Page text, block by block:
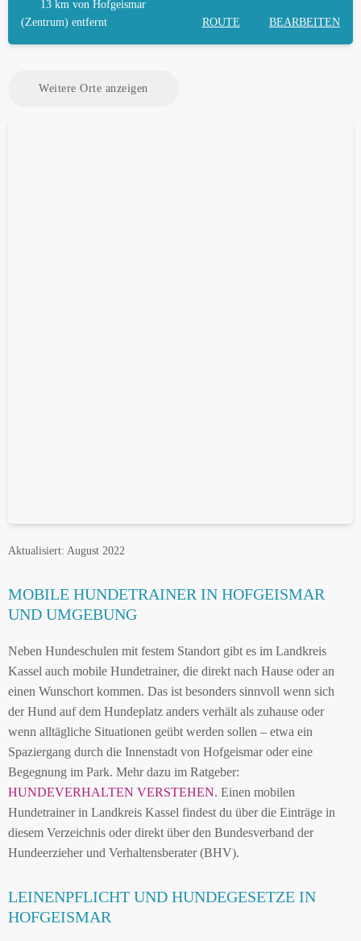
13 km von Hofgeismar
(Zentrum) entfernt
ROUTE BEARBEITEN
Weitere Orte anzeigen
Aktualisiert: August 2022
MOBILE HUNDETRAINER IN HOFGEISMAR
UND UMGEBUNG
Neben Hundeschulen mit festem Standort gibt es im Landkreis
Kassel auch mobile Hundetrainer, die direkt nach Hause oder an
einen Wunschort kommen. Das ist besonders sinnvoll wenn sich
der Hund auf dem Hundeplatz anders verhält als zuhause oder
wenn alltägliche Situationen geübt werden sollen – etwa ein
Spaziergang durch die Innenstadt von Hofgeismar oder eine
Begegnung im Park. Mehr dazu im Ratgeber:
HUNDEVERHALTEN VERSTEHEN. Einen mobilen
Hundetrainer in Landkreis Kassel findest du über die Einträge in
diesem Verzeichnis oder direkt über den Bundesverband der
Hundeerzieher und Verhaltensberater (BHV).
LEINENPFLICHT UND HUNDEGESETZE IN
HOFGEISMAR